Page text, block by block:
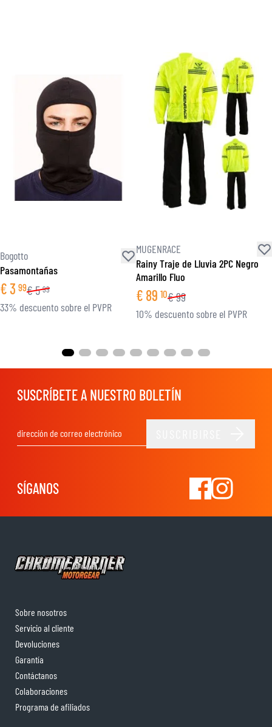
Bogotto
Pasamontañas
€3 99€5 99
33% descuento sobre el PVPR
MUGENRACE
Rainy Traje de Lluvia 2PC Negro
Amarillo Fluo
€ 89 10€99
10% descuento sobre el PVPR
SUSCRÍBETE A NUESTRO BOLETÍN
SÍGANOS
Sobre nosotros
Servicio al cliente
Devoluciones
Garantía
Contáctanos
Colaboraciones
Programa de afiliados